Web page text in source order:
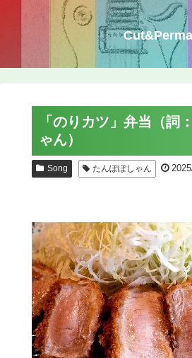
Cut&Perma
「のりカツ」弁当（詞
ゃん）
Song たんぽぽしゃん